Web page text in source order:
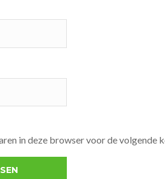
in deze browser voor de volgende